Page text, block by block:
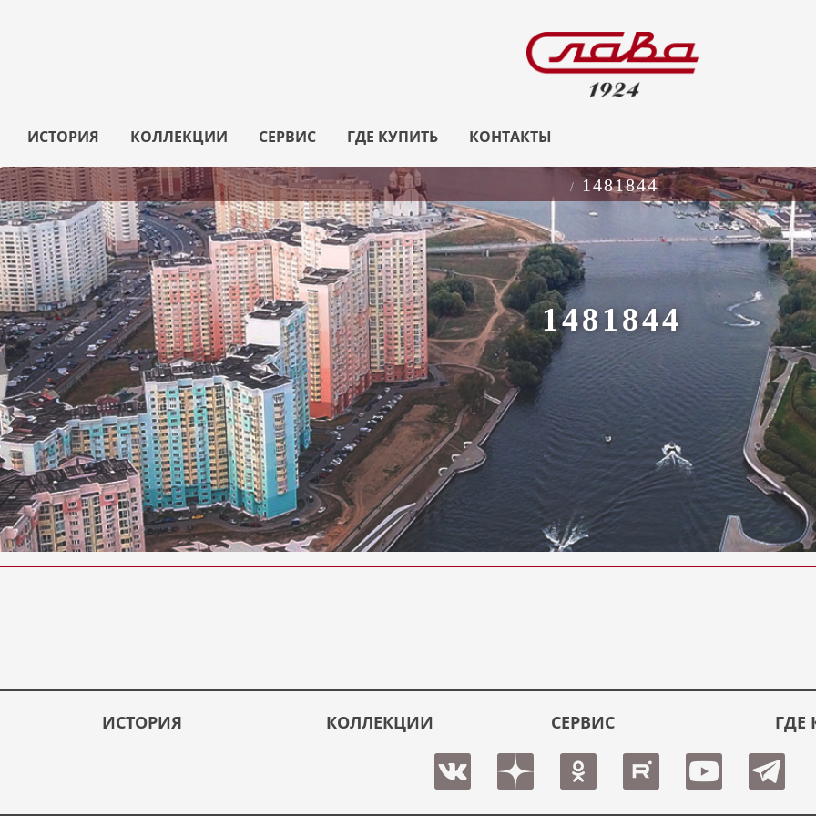
ИСТОРИЯ КОЛЛЕКЦИИ СЕРВИС ГДЕ КУПИТЬ КОНТАКТЫ
1481844
1481844
ИСТОРИЯ КОЛЛЕКЦИИ СЕРВИС ГДЕ